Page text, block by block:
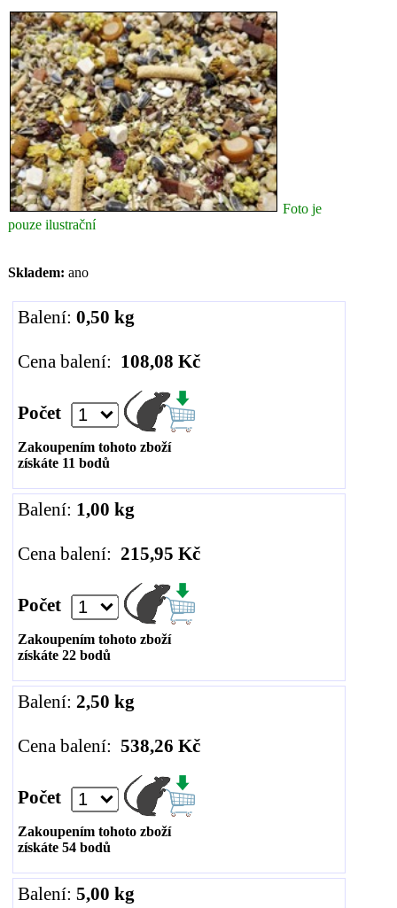
Foto je
pouze ilustrační
Skladem: ano
Balení: 0,50 kg
Cena balení: 108,08 Kč
Počet
Zakoupením tohoto zboží
získáte 11 bodů
Balení: 1,00 kg
Cena balení: 215,95 Kč
Počet
Zakoupením tohoto zboží
získáte 22 bodů
Balení: 2,50 kg
Cena balení: 538,26 Kč
Počet
Zakoupením tohoto zboží
získáte 54 bodů
Balení: 5,00 kg